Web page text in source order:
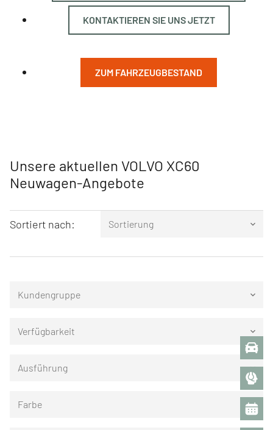
KONTAKTIEREN SIE UNS JETZT
ZUM FAHRZEUGBESTAND
Unsere aktuellen VOLVO XC60
Neuwagen-Angebote
Sortiert nach: Sortierung keyboard_arrow_down
Kundengruppe keyboard_arrow_down
Verfügbarkeit keyboard_arrow_down
Ausführung keyboard_arrow_down
Farbe keyboard_arrow_down